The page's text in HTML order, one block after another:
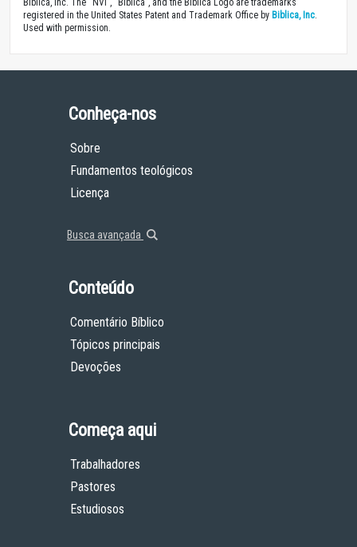
registered in the United States Patent and Trademark Office by Biblica, Inc
Used with permission.
Conheça-nos
Sobre
Fundamentos teológicos
Licença
Busca avançada
Conteúdo
Comentário Bíblico
Tópicos principais
Devoções
Começa aqui
Trabalhadores
Pastores
Estudiosos